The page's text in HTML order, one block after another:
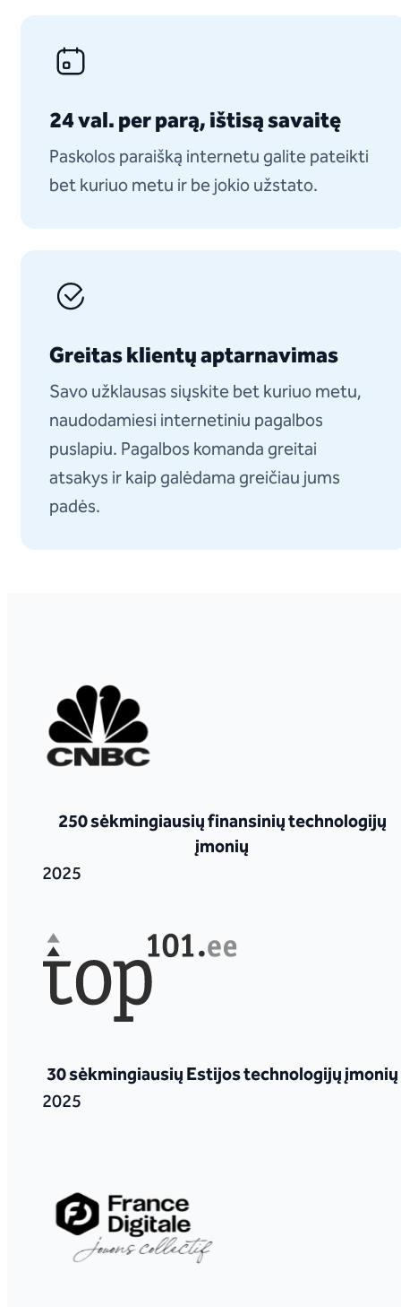
24 val. per parą, ištisą savaitę
Paskolos paraišką internetu galite pateikti
bet kuriuo metu ir be jokio užstato.
Greitas klientų aptarnavimas
Savo užklausas siųskite bet kuriuo metu,
naudodamiesi internetiniu pagalbos
puslapiu. Pagalbos komanda greitai
atsakys ir kaip galėdama greičiau jums
padės.
250 sėkmingiausių finansinių technologijų
įmonių
2025
30 sėkmingiausių Estijos technologijų įmonių
2025